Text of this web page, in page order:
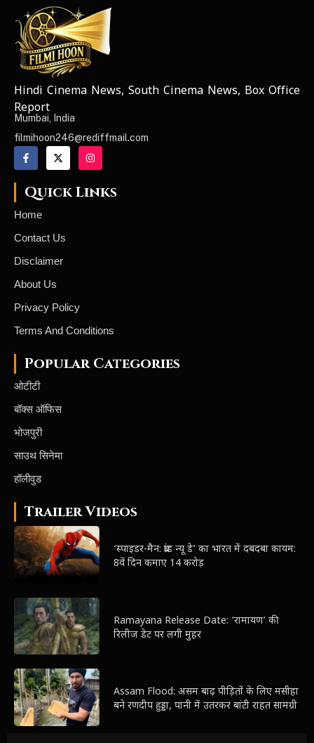
NEWS ELEMENTOR
Hindi Cinema News, South Cinema News, Box Office
Report
Mumbai, India
filmihoon246@rediffmail.com
Quick Links
Home
Contact Us
Disclaimer
About Us
Privacy Policy
Terms And Conditions
Popular Categories
ओटीटी
बॉक्स ऑफिस
भोजपुरी
साउथ सिनेमा
हॉलीवुड
Trailer Videos
‘स्पाइडर-मैन: ब्रांड न्यू डे’ का भारत में दबदबा कायम:
8वें दिन कमाए 14 करोड़
Ramayana Release Date: ‘रामायण’ की
रिलीज डेट पर लगी मुहर
Assam Flood: असम बाढ़ पीड़ितों के लिए मसीहा
बने रणदीप हुड्डा, पानी में उतरकर बांटी राहत सामग्री